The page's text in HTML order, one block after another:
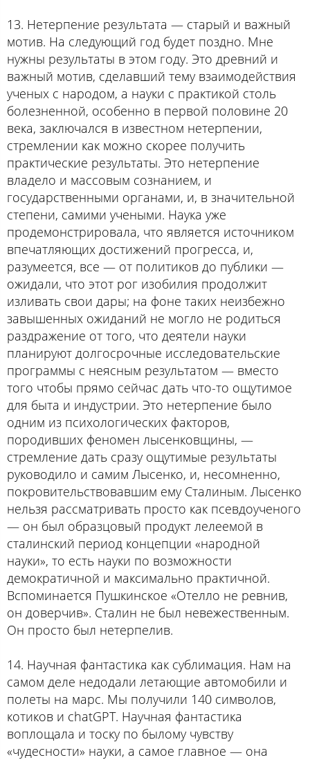
13. Нетерпение результата — старый и важный
мотив. На следующий год будет поздно. Мне
нужны результаты в этом году. Это древний и
важный мотив, сделавший тему взаимодействия
ученых с народом, а науки с практикой столь
болезненной, особенно в первой половине 20
века, заключался в известном нетерпении,
стремлении как можно скорее получить
практические результаты. Это нетерпение
владело и массовым сознанием, и
государственными органами, и, в значительной
степени, самими учеными. Наука уже
продемонстрировала, что является источником
впечатляющих достижений прогресса, и,
разумеется, все — от политиков до публики —
ожидали, что этот рог изобилия продолжит
изливать свои дары; на фоне таких неизбежно
завышенных ожиданий не могло не родиться
раздражение от того, что деятели науки
планируют долгосрочные исследовательские
программы с неясным результатом — вместо
того чтобы прямо сейчас дать что-то ощутимое
для быта и индустрии. Это нетерпение было
одним из психологических факторов,
породивших феномен лысенковщины, —
стремление дать сразу ощутимые результаты
руководило и самим Лысенко, и, несомненно,
покровительствовавшим ему Сталиным. Лысенко
нельзя рассматривать просто как псевдоученого
— он был образцовый продукт лелеемой в
сталинский период концепции «народной
науки», то есть науки по возможности
демократичной и максимально практичной.
Вспоминается Пушкинское «Отелло не ревнив,
он доверчив». Сталин не был невежественным.
Он просто был нетерпелив.
14. Научная фантастика как сублимация. Нам на
самом деле недодали летающие автомобили и
полеты на марс. Мы получили 140 символов,
котиков и chatGPT. Научная фантастика
воплощала и тоску по былому чувству
«чудесности» науки, а самое главное — она